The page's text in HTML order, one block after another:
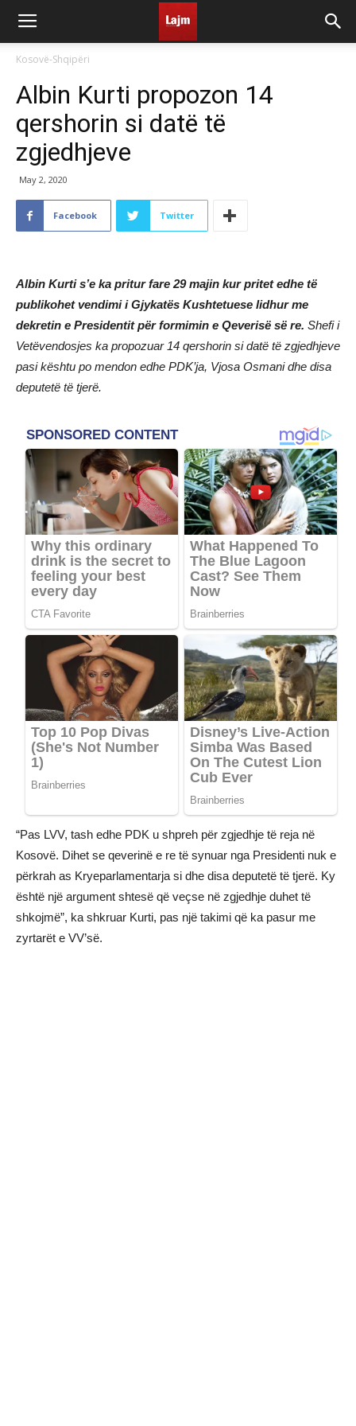
Kosovë-Shqipëri
Albin Kurti propozon 14
qershorin si datë të
zgjedhjeve
May 2, 2020
Facebook Twitter
Albin Kurti s’e ka pritur fare 29 majin kur pritet edhe të
publikohet vendimi i Gjykatës Kushtetuese lidhur me
dekretin e Presidentit për formimin e Qeverisë së re. Shefi i
Vetëvendosjes ka propozuar 14 qershorin si datë të zgjedhjeve
pasi kështu po mendon edhe PDK’ja, Vjosa Osmani dhe disa
deputetë të tjerë.
“Pas LVV, tash edhe PDK u shpreh për zgjedhje të reja në
Kosovë. Dihet se qeverinë e re të synuar nga Presidenti nuk e
përkrah as Kryeparlamentarja si dhe disa deputetë të tjerë. Ky
është një argument shtesë që veçse në zgjedhje duhet të
shkojmë”, ka shkruar Kurti, pas një takimi që ka pasur me
zyrtarët e VV’së.